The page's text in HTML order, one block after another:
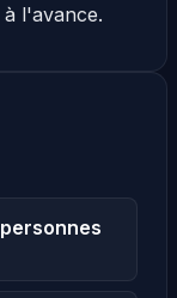
l'avance.